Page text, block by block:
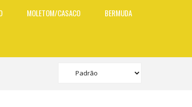
MOLETOM/CASACO BERMUDA